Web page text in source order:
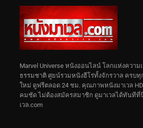
Marvel Universe หนังออนไลน์ โลกแห่งความ
ธรรมชาติ ศูยน์รวมหนังฮีโร่ทั้งจักรวาล ครบ
ใหม่ ดูฟรีตลอด 24 ชม. คุณภาพหนังมาเวล
คมชัด ไม่ต้องสมัครสมาชิก ดูมาเวลได้ทันทีที่
เวล.com